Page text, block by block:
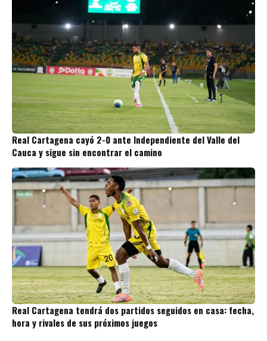
Real Cartagena cayó 2-0 ante Independiente del Valle del
Cauca y sigue sin encontrar el camino
Real Cartagena tendrá dos partidos seguidos en casa: fecha,
hora y rivales de sus próximos juegos